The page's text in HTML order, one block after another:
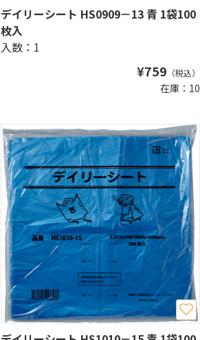
デイリーシート HS0909－13 青 1袋100
枚入
入数：1
¥759 （税込）
在庫：10